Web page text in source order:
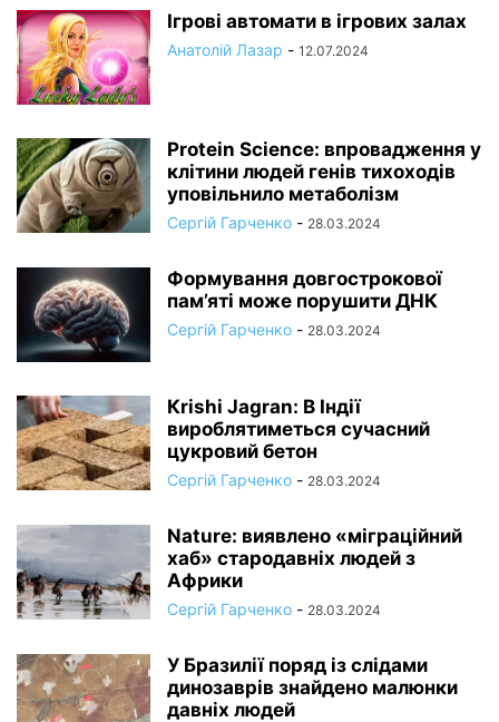
Ігрові автомати в ігрових залах
Анатолій Лазар - 12.07.2024
Protein Science: впровадження у
клітини людей генів тихоходів
уповільнило метаболізм
Сергій Гарченко - 28.03.2024
Формування довгострокової
пам’яті може порушити ДНК
Сергій Гарченко - 28.03.2024
Кrishi Jagran: В Індії
вироблятиметься сучасний
цукровий бетон
Сергій Гарченко - 28.03.2024
Nature: виявлено «міграційний
хаб» стародавніх людей з
Африки
Сергій Гарченко - 28.03.2024
У Бразилії поряд із слідами
динозаврів знайдено малюнки
давніх людей